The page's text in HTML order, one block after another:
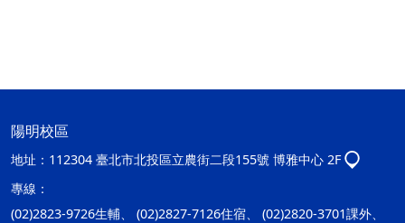
陽明校區
地址： 112304 臺北市北投區立農街二段155號 博雅中心 2F
專線：
(02)2823-9726生輔、 (02)2827-7126住宿、 (02)2820-3701課外、